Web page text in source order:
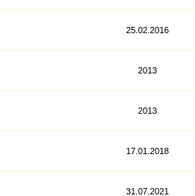
25.02.2016
2013
2013
17.01.2018
31.07.2021